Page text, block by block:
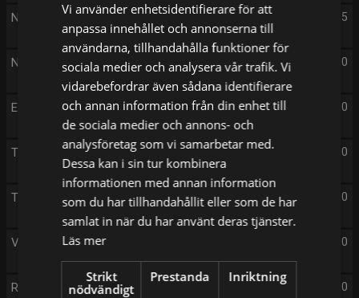
05:45
Nyhetsmorgon
12:00
Nyhetsdagen
17:00
Efter fem
19:00
TV4 Nyheterna
19:20
TV4 Vädret
19:30
Valutfrågningen: Simona Mohamsson
20:00
Renées brygga
Vi använder enhetsidentifierare för att
anpassa innehållet och annonserna till
användarna, tillhandahålla funktioner för
sociala medier och analysera vår trafik. Vi
vidarebefordrar även sådana identifierare
och annan information från din enhet till
de sociala medier och annons- och
analysföretag som vi samarbetar med.
Dessa kan i sin tur kombinera
informationen med annan information
som du har tillhandahållit eller som de har
samlat in när du har använt deras tjänster.
Läs mer
Strikt
nödvändigt
Prestanda Inriktning